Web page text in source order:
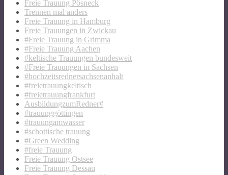
Freie Trauung Pösneck
Trennen mal anders
Freie Trauung in Hamburg
Freie Trauungen in Zwickau
#Freie Trauung in Grimma
#Freie Trauung Aachen
#keltische Trauungen bundesweit
#Freie Trauungen in Sachsen
#hochzeitsrednersachsenanhalt
#freietrauungkeltisch
#freietrauungfrankfurt
AusbildungzumRedner#
#trauunggöttingen
#trauungamwasser
#schottische trauung
#Green Wedding
#freie Trauung
Freie Trauung Ostsee
Freie Trauung Dessau